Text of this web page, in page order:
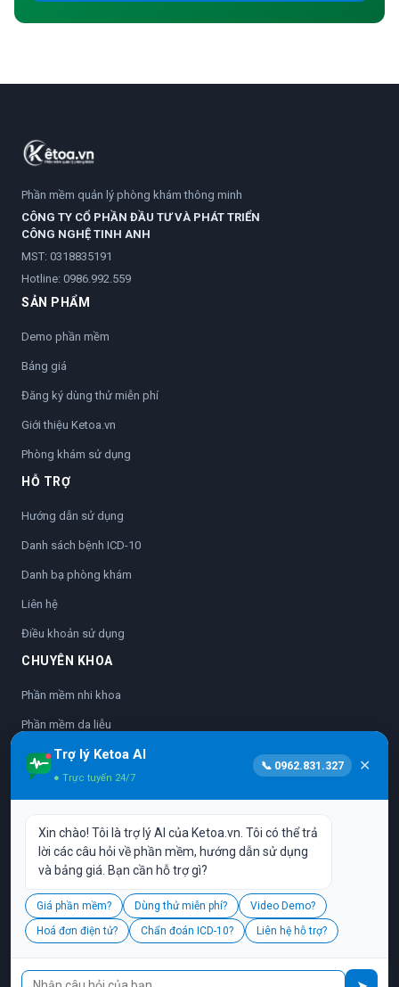
Phần mềm quản lý phòng khám thông minh
CÔNG TY CỔ PHẦN ĐẦU TƯ VÀ PHÁT TRIỂN
CÔNG NGHỆ TINH ANH
MST: 0318835191
Hotline: 0986.992.559
SẢN PHẨM
Demo phần mềm
Bảng giá
Đăng ký dùng thử miễn phí
Giới thiệu Ketoa.vn
Phòng khám sử dụng
HỖ TRỢ
Hướng dẫn sử dụng
Danh sách bệnh ICD-10
Danh bạ phòng khám
Liên hệ
Điều khoản sử dụng
CHUYÊN KHOA
Phần mềm nhi khoa
Phần mềm da liễu
Phần mềm nhãn khoa
Phần mềm sản phụ khoa
Phần mềm y học cổ truyền
Vận hành bởi:CÔNG TY TNHH PHẦN MỀM TINH ANH
L17-11, Tầng 17, Tòa nhà Vincom Center, 72 Lê Thánh Tôn, P. Bến
Nghé, Q. 1, TP. HCM
📞
Trợ lý Ketoa AI
● Trực tuyến 24/7
📞 0962.831.327 ✕
Xin chào! Tôi là trợ lý AI của Ketoa.vn. Tôi có thể trả
lời các câu hỏi về phần mềm, hướng dẫn sử dụng
và bảng giá. Bạn cần hỗ trợ gì?
Giá phần mềm? Dùng thử miễn phí?
Video Demo?
Hoá đơn điện tử?
Chẩn đoán ICD-10? Liên hệ hỗ trợ?